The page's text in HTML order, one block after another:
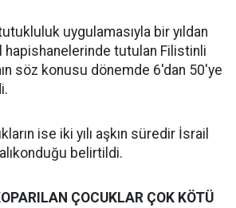
uygulamasıyla bir yıldan
tutulan Filistinli
söz konusu dönemde 6'dan 50'ye
ise iki yılı aşkın süredir İsrail
belirtildi.
ÇOCUKLAR ÇOK KÖTÜ